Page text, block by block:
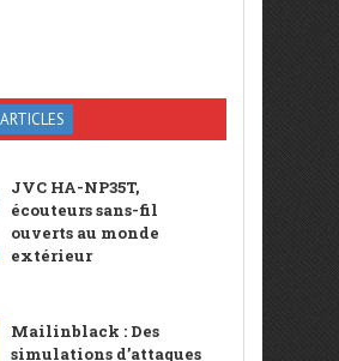
JVC HA-NP35T,
écouteurs sans-fil
ouverts au monde
extérieur
Mailinblack : Des
simulations d’attaques